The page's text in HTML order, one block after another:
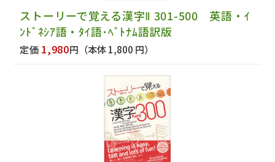
ストーリーで覚える漢字Ⅱ 301-500 英語・ｲ
ﾝﾄﾞﾈｼｱ語・ﾀｲ語･ﾍﾞﾄﾅﾑ語訳版
定価 1,980円 （本体 1,800 円）